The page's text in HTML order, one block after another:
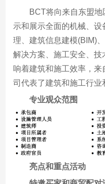
BCT将向来自东盟
示和展示全面的机械、
理、建筑信息建模(BIM)
解决方案、施工安全、
响着建筑和施工效率，
司代表了建筑和施工行业
专业观众范围
亮点和重点活动